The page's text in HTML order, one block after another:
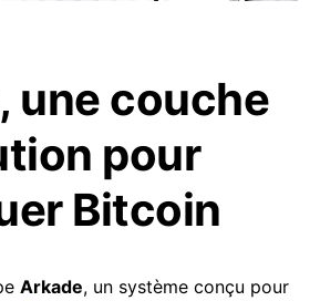
une couche
pour
Bitcoin
Arkade, un système conçu pour